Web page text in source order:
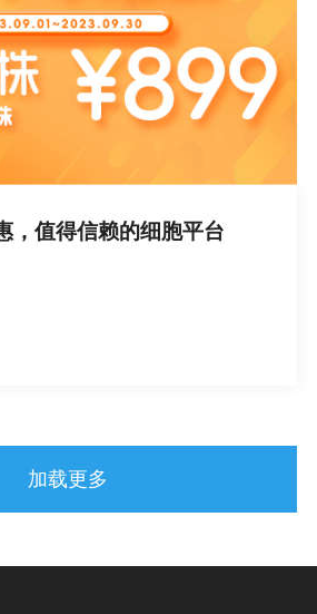
，值得信赖的细胞平台
加载更多